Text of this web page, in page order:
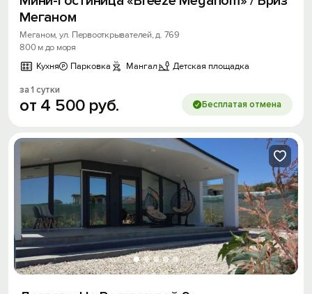
Меганом
Меганом, ул. Первооткрывателей, д. 769
800 м до моря
Кухня
Парковка Мангал Детская площадка
за 1 сутки
от 4 500 руб. Бесплатая отмена